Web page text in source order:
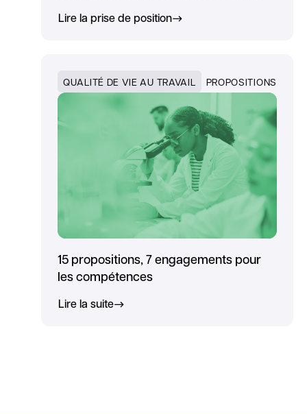
Lire la prise de position
QUALITÉ DE VIE AU TRAVAIL PROPOSITIONS
15 propositions, 7 engagements pour
les compétences
Lire la suite